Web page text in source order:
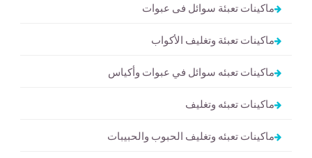
ماكينات تعبئة سوائل فى عبوات
ماكينات تعبئة وتغليف الأكواب
ماكينات تعبئه سوائل في عبوات وأكياس
ماكينات تعبئه وتغليف
ماكينات تعبئه وتغليف الحبوب والحبيبات